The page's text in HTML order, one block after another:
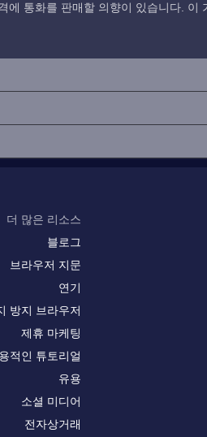
통화를 판매할 의향이 있습니다.
더 많은 리소스
블로그
브라우저 지문
연기
방지 브라우저
제휴 마케팅
적인 튜토리얼
유용
소셜 미디어
전자상거래